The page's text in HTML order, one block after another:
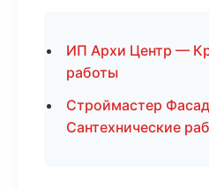
ИП Архи Центр —
работы
Строймастер
Сантехнические